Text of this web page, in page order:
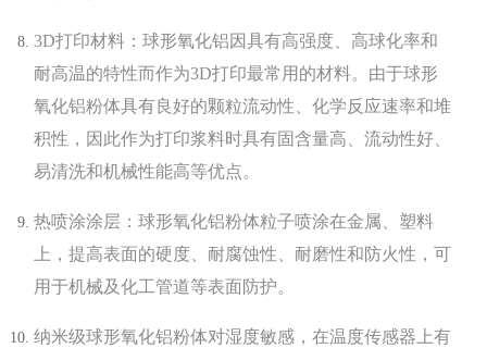
3D打印材料：球形氧化铝因具有高强度、高球化率和
耐高温的特性而作为3D打印最常用的材料。由于球形
氧化铝粉体具有良好的颗粒流动性、化学反应速率和堆
积性，因此作为打印浆料时具有固含量高、流动性好、
易清洗和机械性能高等优点。
热喷涂涂层：球形氧化铝粉体粒子喷涂在金属、塑料
上，提高表面的硬度、耐腐蚀性、耐磨性和防火性，可
用于机械及化工管道等表面防护。
纳米级球形氧化铝粉体对湿度敏感，在温度传感器上有